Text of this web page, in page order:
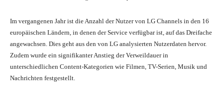
Im vergangenen Jahr ist die Anzahl der Nutzer von LG Channels in den 16
europäischen Ländern, in denen der Service verfügbar ist, auf das Dreifache
angewachsen. Dies geht aus den von LG analysierten Nutzerdaten hervor.
Zudem wurde ein signifikanter Anstieg der Verweildauer in
unterschiedlichen Content-Kategorien wie Filmen, TV-Serien, Musik und
Nachrichten festgestellt.